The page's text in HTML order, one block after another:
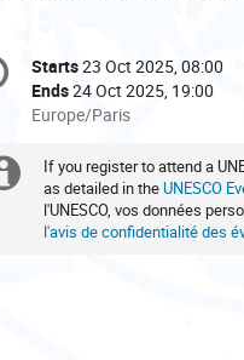
Date/Time
Starts23 Oct 2025, 08:00
Ends24 Oct 2025, 19:00
All
are
in
Europe/Paris
Europe/Paris
Extra
information
If you register to attend a
as detailed in theUNESCO
l'UNESCO, vos données
l'avis de confidentialité des